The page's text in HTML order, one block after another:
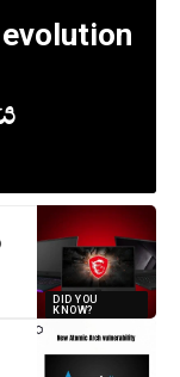
evolution
DID YOU
KNOW?